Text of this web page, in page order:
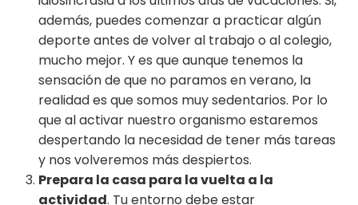
además, puedes comenzar a practicar algún
deporte antes de volver al trabajo o al colegio,
mucho mejor. Y es que aunque tenemos la
sensación de que no paramos en verano, la
realidad es que somos muy sedentarios. Por lo
que al activar nuestro organismo estaremos
despertando la necesidad de tener más tareas
y nos volveremos más despiertos.
Prepara la casa para la vuelta a la
actividad. Tu entorno debe estar